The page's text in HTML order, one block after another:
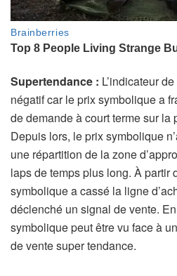
Supertendance : L’indicateur
négatif car le prix symbolique a
de demande à court terme sur la
Depuis lors, le prix symbolique
une répartition de la zone
laps de temps plus long. À partir
symbolique a cassé la ligne
déclenché un signal de vente.
symbolique peut être vu face à
de vente super tendance.